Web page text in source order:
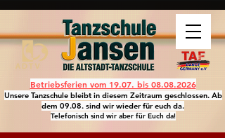
Betriebsferien vom 19.07. bis 08.08.2026
Unsere Tanzschule bleibt in diesem Zeitraum geschlossen. Ab
dem 09.08. sind wir wieder für euch da.
Telefonisch sind wir aber für Euch da!